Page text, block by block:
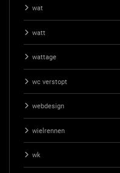
wat
watt
wattage
wc verstopt
webdesign
wielrennen
wk